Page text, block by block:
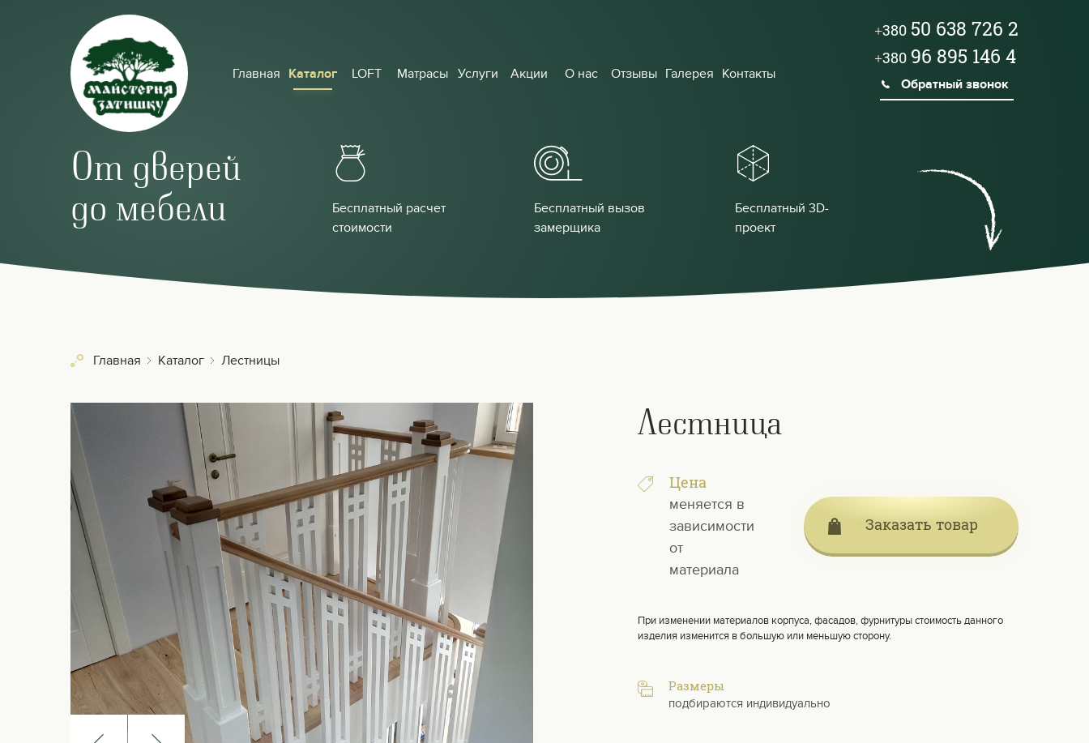
Главная Каталог LOFT Матрасы Услуги Акции О нас Отзывы Галерея Контакты
+380 50 638 726 2
+380 96 895 146 4
Обратный звонок
От дверей
до мебели
Бесплатный расчет
стоимости
Бесплатный вызов
замерщика
Бесплатный 3D-
проект
Главная Каталог Лестницы
Лестница
Цена
меняется в
зависимости
от
материала
Заказать товар
При изменении материалов корпуса, фасадов, фурнитуры стоимость данного
изделия изменится в большую или меньшую сторону.
Размеры
подбираются индивидуально